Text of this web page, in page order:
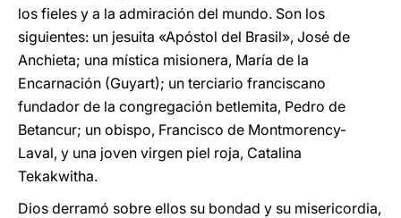
los fieles y a la admiración del mundo. Son los
siguientes: un jesuita «Apóstol del Brasil», José de
Anchieta; una mística misionera, María de la
Encarnación (Guyart); un terciario franciscano
fundador de la congregación betlemita, Pedro de
Betancur; un obispo, Francisco de Montmorency-
Laval, y una joven virgen piel roja, Catalina
Tekakwitha.
Dios derramó sobre ellos su bondad y su misericordia,